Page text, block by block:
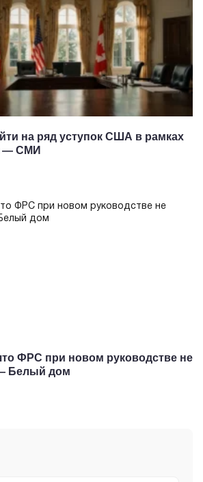
на ряд уступок США в рамках
— СМИ
ФРС при новом руководстве не
Белый дом